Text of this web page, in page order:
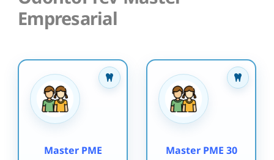
Empresarial
Master PME Master PME 30